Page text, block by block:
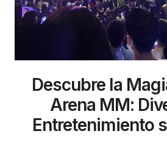
Descubre la
Arena MM:
Entretenimiento